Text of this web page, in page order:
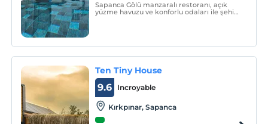
Sapanca Gölü manzaralı restoranı, açık
yüzme havuzu ve konforlu odaları ile şehir
Ten Tiny House
Incroyable
9.6
Kırkpınar, Sapanca